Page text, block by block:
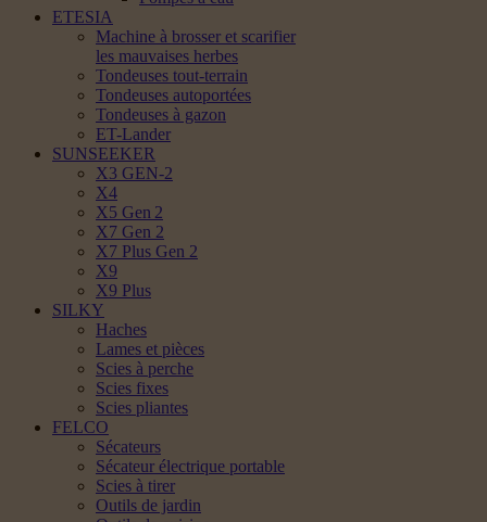
ETESIA
Machine à brosser et scarifier
les mauvaises herbes
Tondeuses tout-terrain
Tondeuses autoportées
Tondeuses à gazon
ET-Lander
SUNSEEKER
X3 GEN-2
X4
X5 Gen 2
X7 Gen 2
X7 Plus Gen 2
X9
X9 Plus
SILKY
Haches
Lames et pièces
Scies à perche
Scies fixes
Scies pliantes
FELCO
Sécateurs
Sécateur électrique portable
Scies à tirer
Outils de jardin